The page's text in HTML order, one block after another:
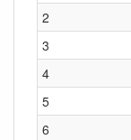
2
3
4
5
6